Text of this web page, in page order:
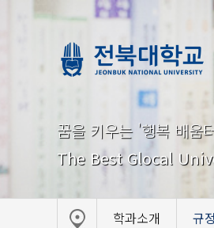
꿈을 키우는 '행복 배움
The Best Glocal
학과소개 규